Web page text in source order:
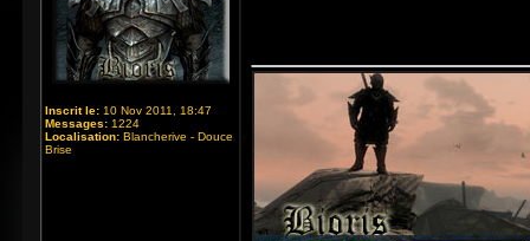
Inscrit le: 10 Nov 2011, 18:47
Messages: 1224
Localisation: Blancherive - Douce
Brise